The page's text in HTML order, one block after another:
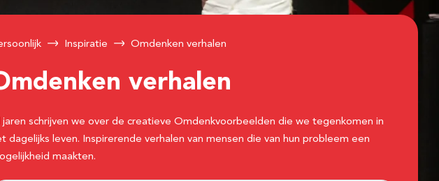
Inspiratie Omdenken verhalen
verhalen
jaren schrijven we over de creatieve Omdenkvoorbeelden die we tegenkomen in
dagelijks leven. Inspirerende verhalen van mensen die van hun probleem een
maakten.